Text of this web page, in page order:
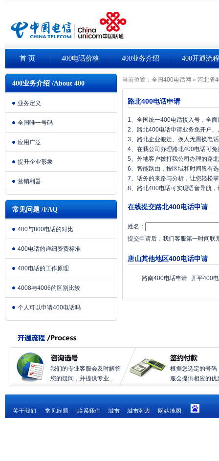
首 页 400电话价格 400业务介绍 400开通流程
400业务介绍 /About 400
业务定义
全国唯一号码
应用广泛
提升企业形象
营销利器
常见问题 /FAQ
400与800电话的对比
400电话的详细资费标准
400电话的工作原理
4008与4006的区别比较
个人可以申请400电话吗
当前位置： 全国400电话网 » 河北省
路北400电话申请
1、全国统一400电话接入号，全
2、路北400电话申请业务免开户
3、路北企业搬迁、换人无需换电
4、在我公司办理路北400电话可
5、外地客户拨打我公司办理的路
6、智能路由，按区域和时间段有
7、话务的来路与分析，让您轻松
8、路北400电话可实现语音导航
在线提交路北400电话申请
姓名：
提交申请后，我们客服第一时间联
唐山其他地区400电话申请
路南400电话申请 开平400
我们的专业客服会及时解答
您的疑问，并提供专业...
根据您选定的号码
服会提供相应的优
关于我们 常见问题 联系我们 城市 城市列表 网站地图